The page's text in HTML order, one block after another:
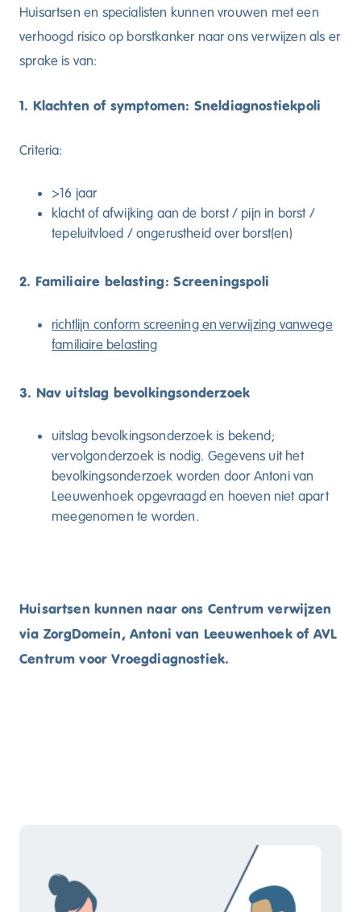
Direct contact
English
Huisartsen en specialisten kunnen vrouwen met een
verhoogd risico op borstkanker naar ons verwijzen als er
sprake is van:
1. Klachten of symptomen: Sneldiagnostiekpoli
Criteria:
>16 jaar
klacht of afwijking aan de borst / pijn in borst /
tepeluitvloed / ongerustheid over borst(en)
2. Familiaire belasting: Screeningspoli
richtlijn conform screening en verwijzing vanwege
familiaire belasting
3. Nav uitslag bevolkingsonderzoek
uitslag bevolkingsonderzoek is bekend;
vervolgonderzoek is nodig. Gegevens uit het
bevolkingsonderzoek worden door Antoni van
Leeuwenhoek opgevraagd en hoeven niet apart
meegenomen te worden.
Huisartsen kunnen naar ons Centrum verwijzen
via ZorgDomein, Antoni van Leeuwenhoek of AVL
Centrum voor Vroegdiagnostiek.